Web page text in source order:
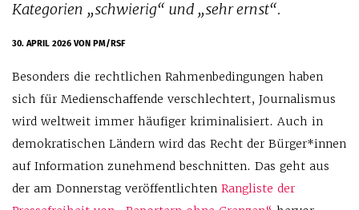
Kategorien „schwierig“ und „sehr ernst“.
30. APRIL 2026VON PM/RSF
Besonders die rechtlichen Rahmenbedingungen haben
sich für Medienschaffende verschlechtert, Journalismus
wird weltweit immer häufiger kriminalisiert. Auch in
demokratischen Ländern wird das Recht der Bürger*innen
auf Information zunehmend beschnitten. Das geht aus
der am Donnerstag veröffentlichten Rangliste der